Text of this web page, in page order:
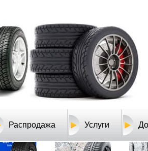
Распродажа Услуги